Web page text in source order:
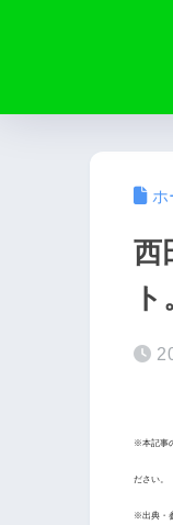
ホ
西
※本記事
ださい。
※出典・